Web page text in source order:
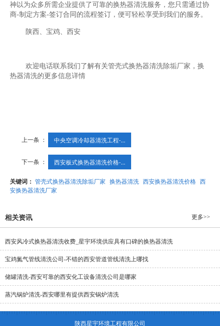
神以为众多所需企业提供了可靠的换热器清洗服务，您只需通过协
商-制定方案-签订合同的流程签订，便可轻松享受到我们的服务。
陕西、宝鸡、西安
欢迎电话联系我们了解有关管壳式换热器清洗除垢厂家，换
热器清洗的更多信息详情
上一条 ： 中央空调冷却器清洗工程-...
下一条 ： 西安板式换热器清洗价格-...
关键词： 管壳式换热器清洗除垢厂家 换热器清洗 西安换热器清洗价格 西
安换热器清洗厂家
相关资讯 更多>>
西安风冷式换热器清洗收费_星宇环境供应具有口碑的换热器清洗
宝鸡氮气管线清洗公司-不错的西安管道管线清洗上哪找
储罐清洗-西安可靠的西安化工设备清洗公司是哪家
蒸汽锅炉清洗-西安哪里有提供西安锅炉清洗
陕西星宇环境工程有限公司